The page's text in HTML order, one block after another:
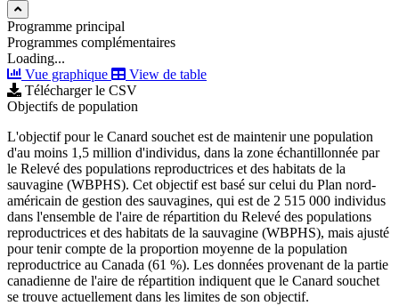
Programme principal
Programmes complémentaires
Loading...
Vue graphique
View de table
Télécharger le CSV
Objectifs de population
L'objectif pour le Canard souchet est de maintenir une population
d'au moins 1,5 million d'individus, dans la zone échantillonnée par
le Relevé des populations reproductrices et des habitats de la
sauvagine (WBPHS). Cet objectif est basé sur celui du Plan nord-
américain de gestion des sauvagines, qui est de 2 515 000 individus
dans l'ensemble de l'aire de répartition du Relevé des populations
reproductrices et des habitats de la sauvagine (WBPHS), mais ajusté
pour tenir compte de la proportion moyenne de la population
reproductrice au Canada (61 %). Les données provenant de la partie
canadienne de l'aire de répartition indiquent que le Canard souchet
se trouve actuellement dans les limites de son objectif.